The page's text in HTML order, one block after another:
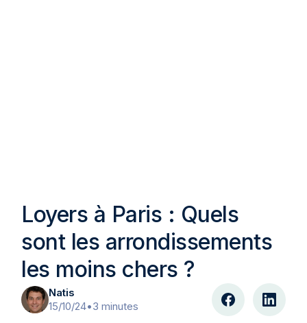
Loyers à Paris : Quels
sont les arrondissements
les moins chers ?
Natis
15/10/24•3 minutes